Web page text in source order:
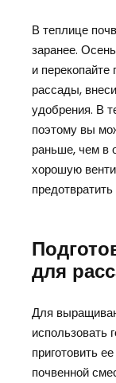
В теплице
заранее.
и
рассады,
удобрения. В
поэтому вы
раньше, чем в
хорошую
для
Для
использовать
приготовить
почвенной